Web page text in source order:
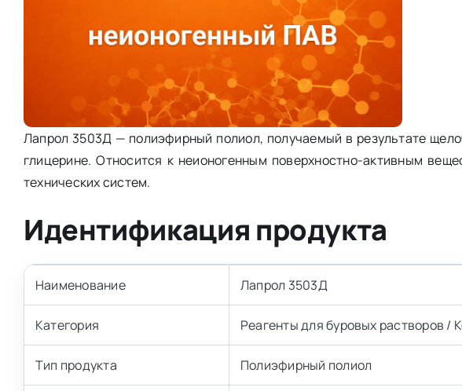
Лапрол 3503Д — полиэфирный полиол, получаемый в результате
глицерине. Относится к неионогенным поверхностно-активным
технических систем.
Идентификация продукта
Наименование Лапрол 3503Д
Категория Реагенты для буровых растворов /
Тип продукта Полиэфирный полиол